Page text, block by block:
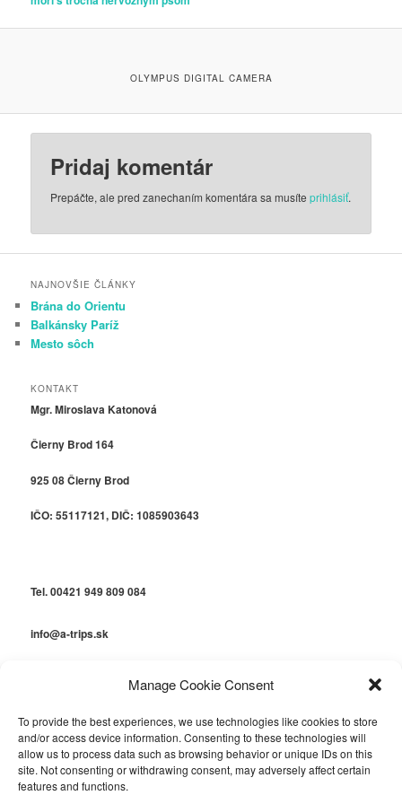
Manage Cookie Consent
To provide the best experiences, we use technologies like cookies to store
and/or access device information. Consenting to these technologies will
allow us to process data such as browsing behavior or unique IDs on this
site. Not consenting or withdrawing consent, may adversely affect certain
features and functions.
OLYMPUS DIGITAL CAMERA
Pridaj komentár
Prepáčte, ale pred zanechaním komentára sa musíteprihlásiť.
NAJNOVŠIE ČLÁNKY
Brána do Orientu
Balkánsky Paríž
Mesto sôch
KONTAKT
Mgr. Miroslava Katonová
Čierny Brod 164
925 08 Čierny Brod
IČO: 55117121, DIČ: 1085903643
Tel. 00421 949 809 084
info@a-trips.sk
Destinations Hrdo poháňa WordPress